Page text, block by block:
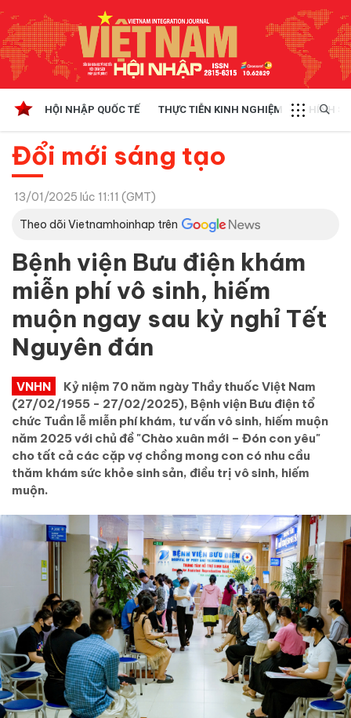
HỘI NHẬP QUỐC TẾ THỰC TIỄN KINH NGHIỆM CHÍNH
Đổi mới sáng tạo
13/01/2025 lúc 11:11 (GMT)
Theo dõi Vietnamhoinhap trên
Bệnh viện Bưu điện khám
miễn phí vô sinh, hiếm
muộn ngay sau kỳ nghỉ Tết
Nguyên đán
VNHN
Kỷ niệm 70 năm ngày Thầy thuốc Việt Nam
(27/02/1955 - 27/02/2025), Bệnh viện Bưu điện tổ
chức Tuần lễ miễn phí khám, tư vấn vô sinh, hiếm muộn
năm 2025 với chủ đề "Chào xuân mới – Đón con yêu"
cho tất cả các cặp vợ chồng mong con có nhu cầu
thăm khám sức khỏe sinh sản, điều trị vô sinh, hiếm
muộn.